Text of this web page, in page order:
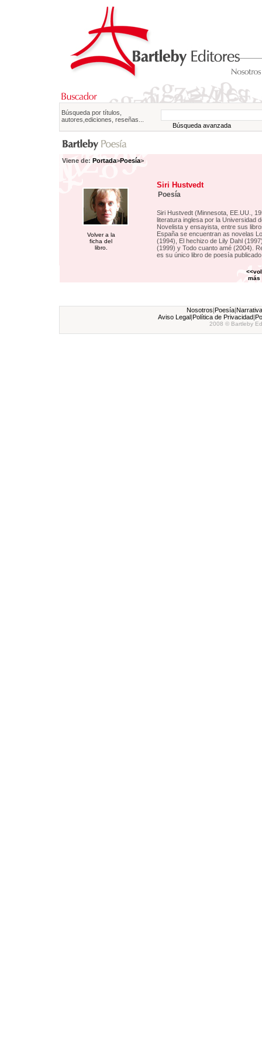
Búsqueda por títulos,
autores,ediciones, reseñas...
Búsqueda avanzada
Viene de: Portada>Poesía>
Siri Hustvedt
Poesía
Siri Hustvedt (Minnesota, EE.UU.,
literatura inglesa por la Universidad
Novelista y ensayista, entre sus
España se encuentran as novelas
(1994), El hechizo de Lily Dahl
(1999) y Todo cuanto amé (2004).
es su único libro de poesía
Volver a la
ficha del
libro.
más
Nosotros|Poesía|Narrativa
Aviso Legal|Política de Privacidad|
2008 © Bartleby